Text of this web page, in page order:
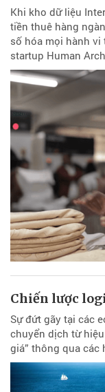
Khi kho dữ liệu
tiền thuê hàng
số hóa mọi hành vi
startup Human
Chiến lược
Sự đứt gãy tại các
chuyển dịch từ
giá” thông qua các